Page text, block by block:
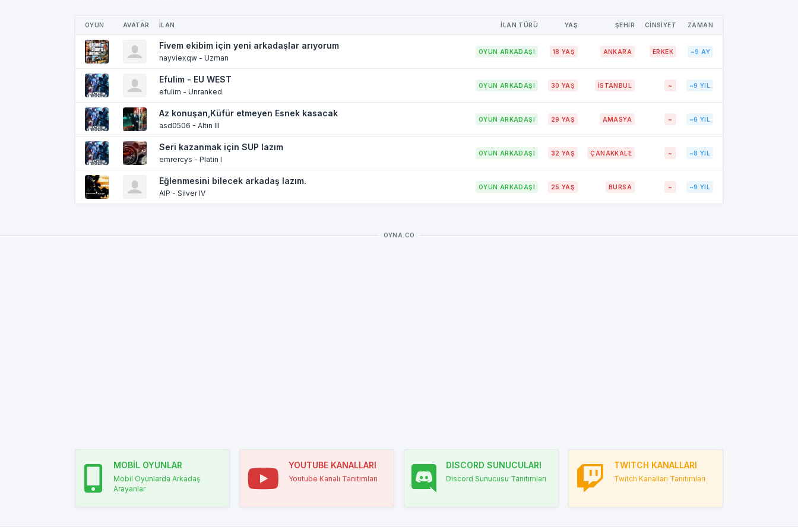
OYUN AVATAR İLAN İLAN TÜRÜ YAŞ ŞEHİR CİNSİYET ZAMAN
Fivem ekibim için yeni arkadaşlar arıyorum
nayviexqw - Uzman
OYUN ARKADAŞI 18 YAŞ ANKARA ERKEK ~9 AY
Efulim - EU WEST
efulim - Unranked
OYUN ARKADAŞI 30 YAŞ İSTANBUL ~ ~9 YIL
Az konuşan,Küfür etmeyen Esnek kasacak
asd0506 - Altın III
OYUN ARKADAŞI 29 YAŞ AMASYA ~ ~6 YIL
Seri kazanmak için SUP lazım
emrercys - Platin I
OYUN ARKADAŞI 32 YAŞ ÇANAKKALE ~ ~8 YIL
Eğlenmesini bilecek arkadaş lazım.
AlP - Silver IV
OYUN ARKADAŞI 25 YAŞ BURSA ~ ~9 YIL
OYNA.CO
MOBİL OYUNLAR
Mobil Oyunlarda Arkadaş
Arayanlar
YOUTUBE KANALLARI
Youtube Kanalı Tanıtımları
DISCORD SUNUCULARI
Discord Sunucusu Tanıtımları
TWITCH KANALLARI
Twitch Kanalları Tanıtımları